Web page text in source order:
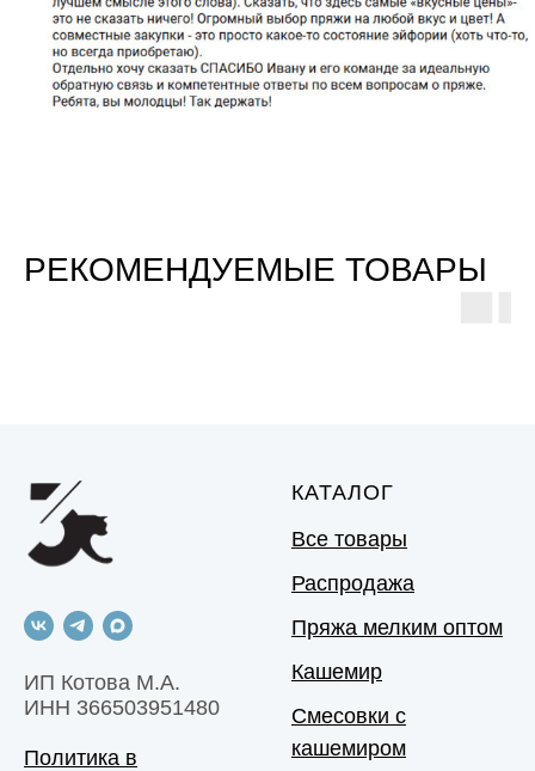
РЕКОМЕНДУЕМЫЕ ТОВАРЫ
ИП Котова М.А.
ИНН 366503951480
Политика в
КАТАЛОГ
Все товары
Распродажа
Пряжа мелким оптом
Кашемир
Смесовки с
кашемиром